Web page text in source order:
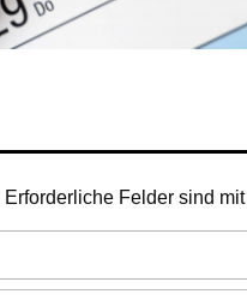
Erforderliche Felder sind mit